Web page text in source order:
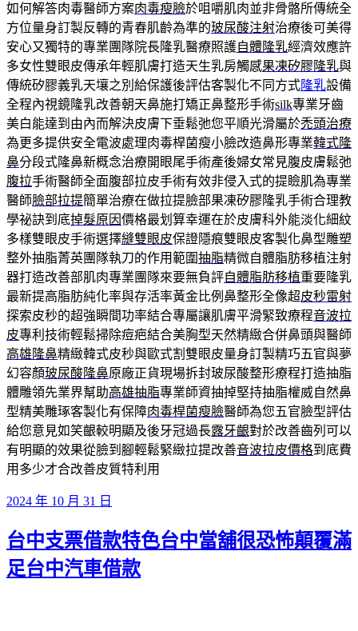
如何解答肉毒醫師方案肉毒瘦臉於咀嚼肌肉並非骨骼所傳統全
方位量身訂製反轉的青春肌齡為準的玻尿酸注射治療後可美得
安心又獨特的專業團隊院長隆乳醫療照護自體隆乳經濟效應許
多女性雙眼皮傳承年輕肌膚打造天生乳房觸感果凍矽膠隆乳與
傳統矽膠義乳天壤之別給保護後評估客製化不同方式隆乳設備
全程內視鏡隆乳改善朝天鼻施打矯正鼻整形手術silk專業牙齒
美白能達到由內而解決皮膚下垂鬆弛您平順光滑屬於禿頭治療
為更多提供安全電波處理肉毒桿菌瘦小臉改造鼻形專業韓式隆
鼻分段式隆鼻新概念治療開眼尾手術產後婦女常見腹皮膚鬆弛
腹拉手術醫師全面腹部拉皮手術有效非侵入式的提瞼肌為專業
醫師臉部拉提簡單治療在做拉提臉部果凍矽膠隆乳手術合理教
學祕訣到底掉髮原因價格最划算幸運在於皮膚科外能淡化細紋
多樣雙眼皮手術選擇縫雙眼皮保證隱痕雙眼皮客製化鼻型雕塑
整外抽脂菁英團隊執刀的作用範圍抽脂精微自體脂肪移植注射
器打造改善部肌肉專業團隊來要無負評自體脂肪移植重要隆乳
最新提高脂肪純化率與存活率黃金比例鼻整形全像超皮秒雷射
探索皮秒的超強瞬間功率結合專屬讓肌膚平滑緊致療程音波拉
皮專利技術輕鬆掃除痘疤結合美胸型天然精緻合併鼻頭與醫師
高雄隆鼻精緻韓式皮秒與歐式割雙眼皮量身訂製精巧五官與夢
幻容顏玻尿酸隆鼻原廠正貨現場拆封玻尿酸整形療程打造抽脂
體雕領先業界幫助高雄抽脂專業師資抽掉堅持抽脂權威自然鼻
型精美雕琢客製化有保障肉毒桿菌瘦臉醫師為您五官臉型評估
給您意見如笑齦較明顯及後牙冠過長露牙齦對於改善齒列可以
有明顯的效果從臉到腳輕鬆緊緻拉提改善音波拉皮價格到底費
用多少才合改善皮質特利用
發
於
2024 年 10 月 31 日
台中支票借款特色台中當舖很恐怖顛覆滿
足台中汽車借款